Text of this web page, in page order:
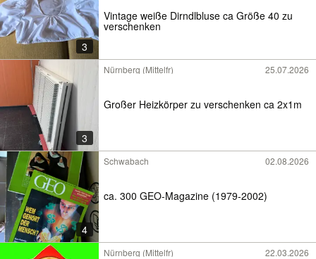
3
Vintage weiße Dirndlbluse ca Größe 40 zu
verschenken
3
Nürnberg (Mittelfr) 25.07.2026
Großer Heizkörper zu verschenken ca 2x1m
4
Schwabach 02.08.2026
ca. 300 GEO-Magazine (1979-2002)
Nürnberg (Mittelfr) 22.03.2026